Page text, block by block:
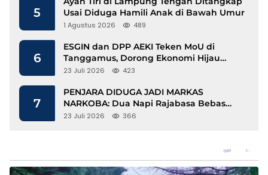
5
Usai Diduga Hamili Anak di Bawah Umur
1 Agustus 2026 489
6
ESGIN dan DPP AEKI Teken MoU di
Tanggamus, Dorong Ekonomi Hijau
Berbasis Kopi dan Perdagangan Karbon
23 Juli 2026 423
7
PENJARA DIDUGA JADI MARKAS
NARKOBA: Dua Napi Rajabasa Bebas
Gunakan HP, Muncul Dugaan
23 Juli 2026 366